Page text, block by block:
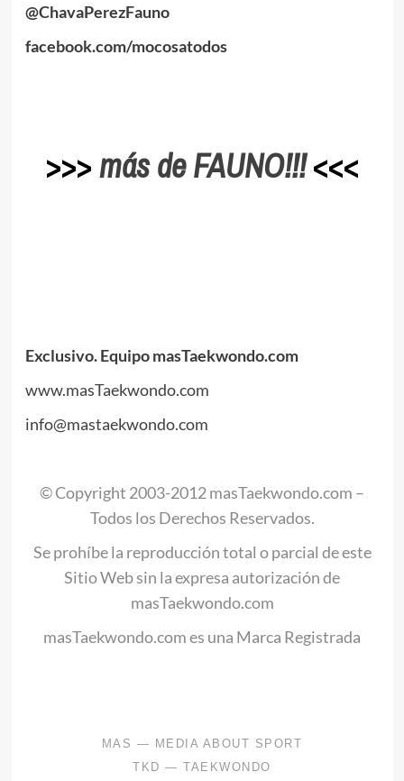
@ChavaPerezFauno
facebook.com/mocosatodos
>>>más de FAUNO!!!<<<
Exclusivo. Equipo masTaekwondo.com
www.masTaekwondo.com
info@mastaekwondo.com
© Copyright 2003-2012 masTaekwondo.com –
Todos los Derechos Reservados.
Se prohíbe la reproducción total o parcial de este
Sitio Web sin la expresa autorización de
masTaekwondo.com
masTaekwondo.com es una Marca Registrada